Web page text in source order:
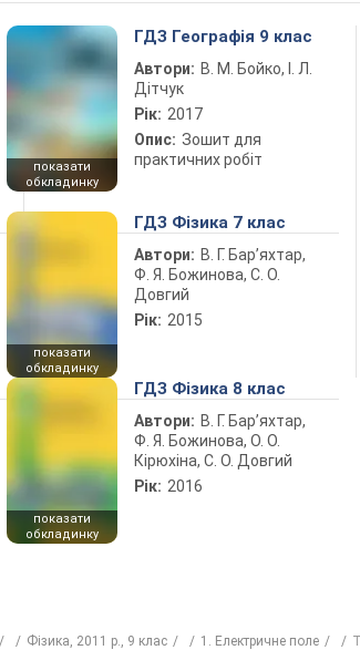
показати
обкладинку
ГДЗ Географія 9 клас
Автори: В. М. Бойко, І. Л.
Дітчук
Рік: 2017
Опис: Зошит для
практичних робіт
показати
обкладинку
ГДЗ Фізика 7 клас
Автори: В. Г. Бар’яхтар,
Ф. Я. Божинова, С. О.
Довгий
Рік: 2015
показати
обкладинку
ГДЗ Фізика 8 клас
Автори: В. Г. Бар’яхтар,
Ф. Я. Божинова, О. О.
Кірюхіна, С. О. Довгий
Рік: 2016
Фізика, 2011 р., 9 клас 1. Електричне поле